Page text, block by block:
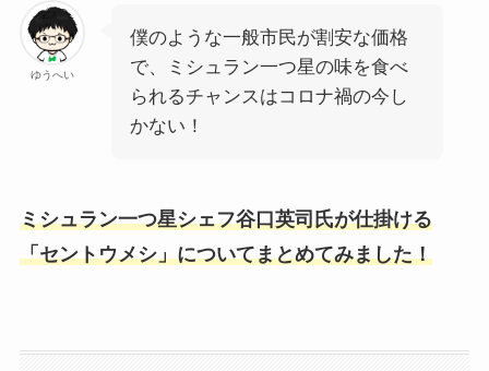
ゆうへい
僕のような一般市民が割安な価格
で、ミシュラン一つ星の味を食べ
られるチャンスはコロナ禍の今し
かない！
ミシュラン一つ星シェフ谷口英司氏が仕掛ける
「セントウメシ」についてまとめてみました！